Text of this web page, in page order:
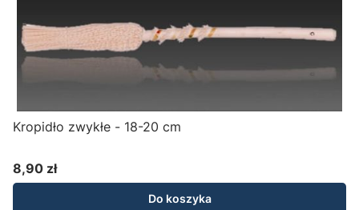
Kropidło zwykłe - 18-20 cm
Cena
8,90 zł
Do koszyka